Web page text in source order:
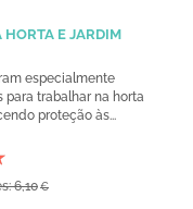
HORTA E JARDIM
especialmente
para trabalhar na horta
proteção às...
6,10€